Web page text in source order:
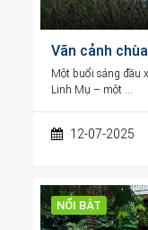
Vãn cảnh
Một buổi sáng đầu
Linh Mụ – một …
12-07-2025
NỔI BẬT